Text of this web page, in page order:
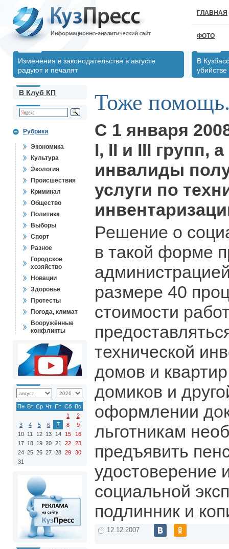
ГЛАВНАЯ
ФОТО
Изменения в законодательстве в августе
радуют и печалят
В
В Клуб КП
Рубрики
Экономика
Культура
Экология
Происшествия
Криминал
Общество
Политика
Выборы
Спорт
Разное
Городское
хозяйство
Новации
Здоровье
Протесты
Погода, климат
Вооружённые
конфликты
Пн Вт Ср Чт Пт Сб Вс
1
2
3
4 5 6 7 8
9
10 11 12 13 14 15
16
17 18 19 20 21 22
23
24 25 26 27 28 29
30
31
Тоже
C 1 января
I, II и III групп,
инвалиды
услуги по
Решение о
в такой форме
размере 40
стоимости
технической
домов и
домиков и
оформлении
льготникам
предъявить
удостоверение
социальной
подлинник и
12.12.2007